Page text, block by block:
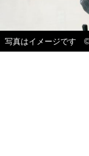
写真はイメージです